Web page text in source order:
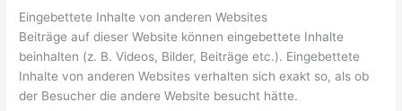
Eingebettete Inhalte von anderen Websites
Beiträge auf dieser Website können eingebettete Inhalte
beinhalten (z. B. Videos, Bilder, Beiträge etc.). Eingebettete
Inhalte von anderen Websites verhalten sich exakt so, als ob
der Besucher die andere Website besucht hätte.